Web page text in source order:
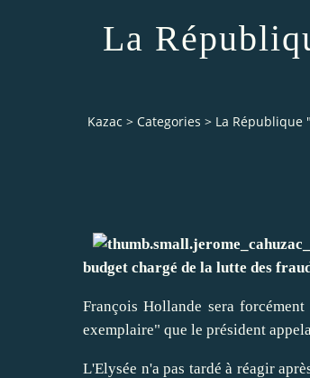
La
Kazac > Categories > La République
budget chargé de la lutte des
François Hollande sera
exemplaire" que le président
L'Elysée n'a pas tardé à réagir